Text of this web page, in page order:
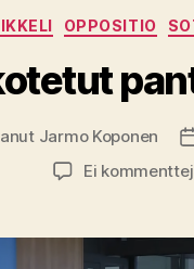
OPPOSITIO
Jarmo Koponen
Ei